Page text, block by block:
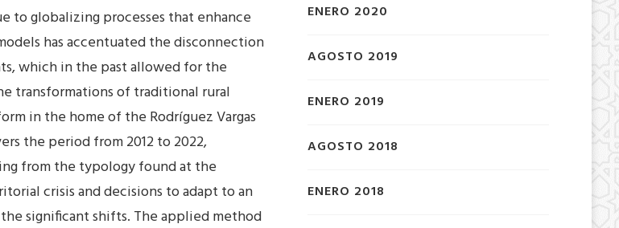
to globalizing processes that enhance
has accentuated the disconnection
which in the past allowed for the
transformations of traditional rural
in the home of the Rodríguez Vargas
the period from 2012 to 2022,
from the typology found at the
crisis and decisions to adapt to an
significant shifts. The applied method
ENERO 2020
AGOSTO 2019
ENERO 2019
AGOSTO 2018
ENERO 2018